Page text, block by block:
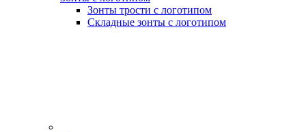
Зонты трости с логотипом
Складные зонты с логотипом